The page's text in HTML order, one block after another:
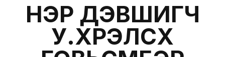
НЭР ДЭВШИГЧ
У.ХҮРЭЛСҮХ